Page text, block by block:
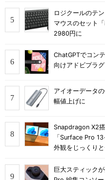
ロジクールのテ
マウスのセット
2980円に
ChatGPTでコン
向けアドビプラ
アイオーデータ
幅値上げに
Snapdragon X2
「Surface Pro
外観をじっくり
巨大スティック